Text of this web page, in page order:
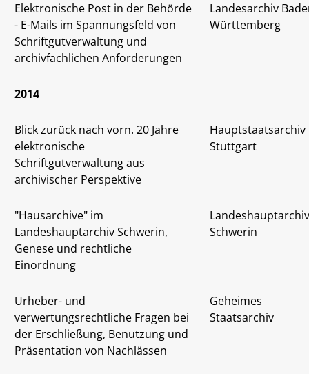
Elektronische Post in der Behörde
- E-Mails im Spannungsfeld von
Schriftgutverwaltung und
archivfachlichen Anforderungen
Landesarchiv
Württemberg
2014
Blick zurück nach vorn. 20 Jahre
elektronische
Schriftgutverwaltung aus
archivischer Perspektive
Hauptstaatsarchiv
Stuttgart
"Hausarchive" im
Landeshauptarchiv Schwerin,
Genese und rechtliche
Einordnung
Landeshauptarchiv
Schwerin
Urheber- und
verwertungsrechtliche Fragen bei
der Erschließung, Benutzung und
Präsentation von Nachlässen
Geheimes
Staatsarchiv